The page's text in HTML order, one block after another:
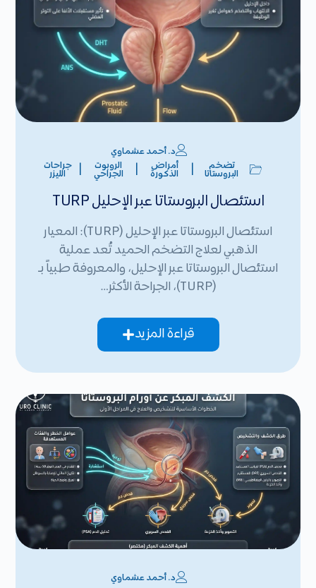
د. أحمد عشماوي
تضخم
البروستاتا
أمراض
الذكورة
الروبوت
الجراحي
جراحات
الليزر
استئصال البروستاتا عبر الإحليل TURP
استئصال البروستاتا عبر الإحليل (TURP): المعيار
الذهبي لعلاج التضخم الحميد تُعد عملية
استئصال البروستاتا عبر الإحليل، والمعروفة طبياً بـ
(TURP)، الجراحة الأكثر…
قراءة المزيد
د. أحمد عشماوي